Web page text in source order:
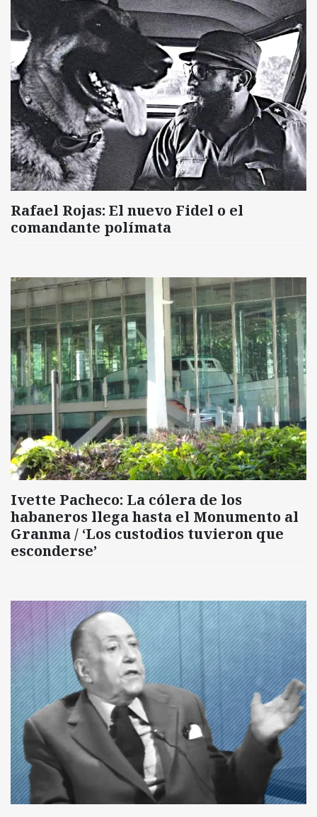
Rafael Rojas: El nuevo Fidel o el
comandante polímata
Ivette Pacheco: La cólera de los
habaneros llega hasta el Monumento al
Granma / ‘Los custodios tuvieron que
esconderse’